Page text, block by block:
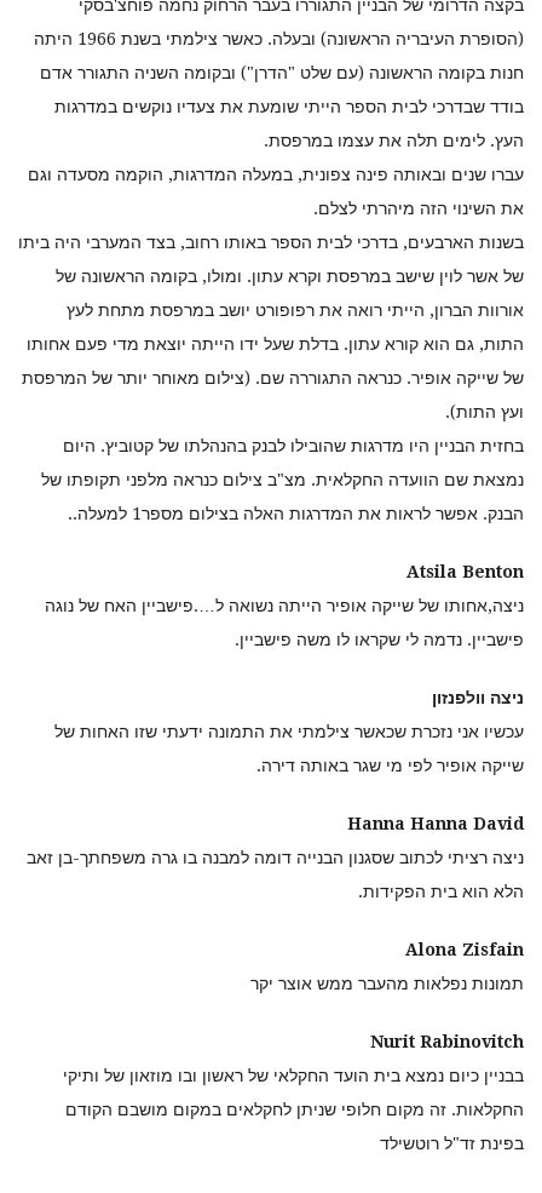
בקצה הדרומי של הבניין התגוררו בעבר הרחוק נחמה פוחצ'בסקי
(הסופרת העיבריה הראשונה) ובעלה. כאשר צילמתי בשנת 1966 היתה
חנות בקומה הראשונה (עם שלט "הדרן") ובקומה השניה התגורר אדם
בודד שבדרכי לבית הספר הייתי שומעת את צעדיו נוקשים במדרגות
העץ. לימים תלה את עצמו במרפסת.
עברו שנים ובאותה פינה צפונית, במעלה המדרגות, הוקמה מסעדה וגם
את השינוי הזה מיהרתי לצלם.
בשנות הארבעים, בדרכי לבית הספר באותו רחוב, בצד המערבי היה ביתו
של אשר לוין שישב במרפסת וקרא עתון. ומולו, בקומה הראשונה של
אורוות הברון, הייתי רואה את רפופורט יושב במרפסת מתחת לעץ
התות, גם הוא קורא עתון. בדלת שעל ידו הייתה יוצאת מדי פעם אחותו
של שייקה אופיר. כנראה התגוררה שם. (צילום מאוחר יותר של המרפסת
ועץ התות).
בחזית הבניין היו מדרגות שהובילו לבנק בהנהלתו של קטוביץ. היום
נמצאת שם הוועדה החקלאית. מצ"ב צילום כנראה מלפני תקופתו של
הבנק. אפשר לראות את המדרגות האלה בצילום מספר1 למעלה..
Atsila Benton
ניצה,אחותו של שייקה אופיר הייתה נשואה ל….פישביין האח של נוגה
פישביין. נדמה לי שקראו לו משה פישביין.
ניצה וולפנזון
עכשיו אני נזכרת שכאשר צילמתי את התמונה ידעתי שזו האחות של
שייקה אופיר לפי מי שגר באותה דירה.
Hanna Hanna David
ניצה רציתי לכתוב שסגנון הבנייה דומה למבנה בו גרה משפחתך-בן זאב
הלא הוא בית הפקידות.
Alona Zisfain
תמונות נפלאות מהעבר ממש אוצר יקר
Nurit Rabinovitch
בבניין כיום נמצא בית הועד החקלאי של ראשון ובו מוזאון של ותיקי
החקלאות. זה מקום חלופי שניתן לחקלאים במקום מושבם הקודם
בפינת זד"ל רוטשילד